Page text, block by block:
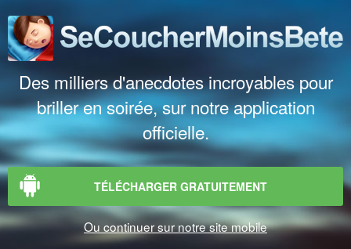
Des milliers d'anecdotes incroyables pour
briller en soirée, sur notre application
officielle.
TÉLÉCHARGER GRATUITEMENT
Ou continuer sur notre site mobile